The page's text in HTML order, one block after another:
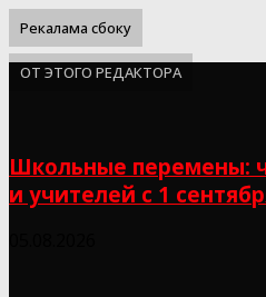
Рекалама сбоку
ОТ ЭТОГО РЕДАКТОРА
Школьные перемены:
и учителей с 1